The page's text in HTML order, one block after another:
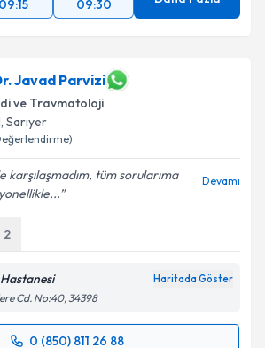
09:15 09:30
Javad Parvizi
ve Travmatoloji
, Sarıyer
karşılaşmadım, tüm sorularıma
Devamı
2
Haritada Göster
Cd. No:40, 34398
0 (850) 811 26 88